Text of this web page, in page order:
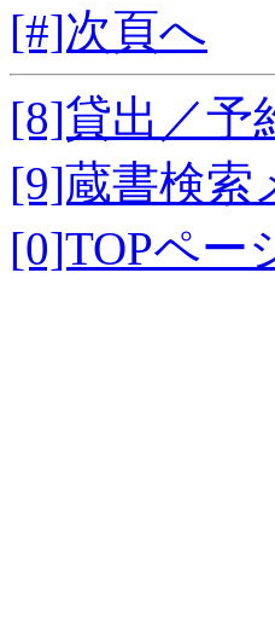
[#]次頁へ
[8]貸出／予
[9]蔵書検索
[0]TOPペー